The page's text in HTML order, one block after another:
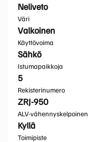
Neliveto
Väri
Valkoinen
Käyttövoima
Sähkö
Istumapaikkoja
5
Rekisterinumero
ZRJ-950
ALV-vähennyskelpoinen
Kyllä
Toimipiste